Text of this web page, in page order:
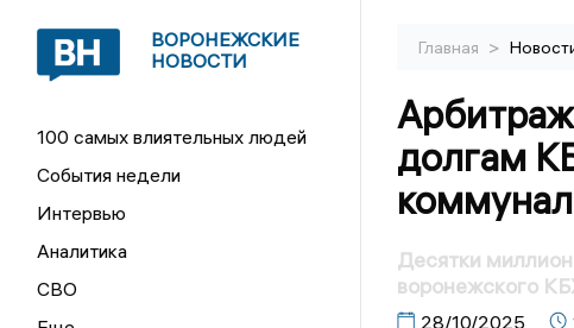
ВОРОНЕЖСКИЕ
НОВОСТИ
100 самых влиятельных людей
События недели
Интервью
Аналитика
СВО
Главная >
долгам
Десятки
воронежского
28/10/2025